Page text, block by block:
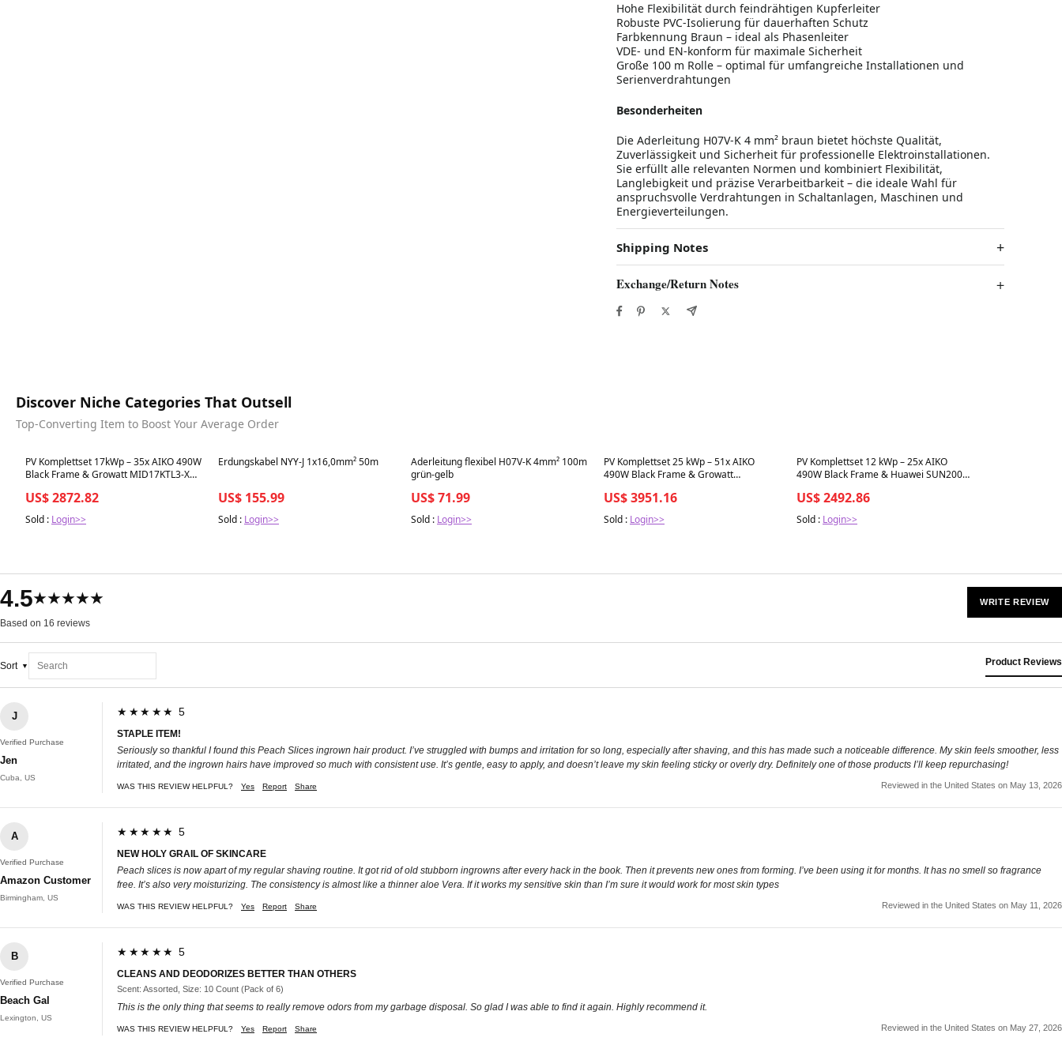
Hohe Flexibilität durch feindrähtigen Kupferleiter
Robuste PVC-Isolierung für dauerhaften Schutz
Farbkennung Braun – ideal als Phasenleiter
VDE- und EN-konform für maximale Sicherheit
Große 100 m Rolle – optimal für umfangreiche Installationen und
Serienverdrahtungen
Besonderheiten
Die Aderleitung H07V-K 4 mm² braun bietet höchste Qualität,
Zuverlässigkeit und Sicherheit für professionelle Elektroinstallationen.
Sie erfüllt alle relevanten Normen und kombiniert Flexibilität,
Langlebigkeit und präzise Verarbeitbarkeit – die ideale Wahl für
anspruchsvolle Verdrahtungen in Schaltanlagen, Maschinen und
Energieverteilungen.
Shipping Notes
Exchange/Return Notes
Discover Niche Categories That Outsell
Top-Converting Item to Boost Your Average Order
Best in 7 days
PV Komplettset 17kWp – 35x AIKO 490W
Black Frame & Growatt MID17KTL3-XH
US$ 2872.82
Sold : Login>>
Best in 7 days
Erdungskabel NYY-J 1x16,0mm² 50m
US$ 155.99
Sold : Login>>
Best in 7 days
Aderleitung flexibel H07V-K 4mm² 100m
grün-gelb
US$ 71.99
Sold : Login>>
Best in 7 days
PV Komplettset 25 kWp – 51x AIKO
490W Black Frame & Growatt
US$ 3951.16
Sold : Login>>
Best in 7 days
PV Komplettset 12 kWp – 25x AIKO
490W Black Frame & Huawei SUN2000-
US$ 2492.86
Sold : Login>>
4.5★★★★★
Based on 16 reviews
WRITE REVIEW
Sort Product Reviews
J
Verified Purchase
Jen
Cuba, US
★★★★★ 5
STAPLE ITEM!
Seriously so thankful I found this Peach Slices ingrown hair product. I’ve struggled with bumps and irritation for so long, especially after shaving, and this has made such a noticeable difference. My skin feels smoother, less
irritated, and the ingrown hairs have improved so much with consistent use. It’s gentle, easy to apply, and doesn’t leave my skin feeling sticky or overly dry. Definitely one of those products I’ll keep repurchasing!
WAS THIS REVIEW HELPFUL? Yes Report Share Reviewed in the United States on May 13, 2026
A
Verified Purchase
Amazon Customer
Birmingham, US
★★★★★ 5
NEW HOLY GRAIL OF SKINCARE
Peach slices is now apart of my regular shaving routine. It got rid of old stubborn ingrowns after every hack in the book. Then it prevents new ones from forming. I’ve been using it for months. It has no smell so fragrance
free. It’s also very moisturizing. The consistency is almost like a thinner aloe Vera. If it works my sensitive skin than I’m sure it would work for most skin types
WAS THIS REVIEW HELPFUL? Yes Report Share Reviewed in the United States on May 11, 2026
B
Verified Purchase
Beach Gal
Lexington, US
★★★★★ 5
CLEANS AND DEODORIZES BETTER THAN OTHERS
Scent: Assorted, Size: 10 Count (Pack of 6)
This is the only thing that seems to really remove odors from my garbage disposal. So glad I was able to find it again. Highly recommend it.
WAS THIS REVIEW HELPFUL? Yes Report Share Reviewed in the United States on May 27, 2026